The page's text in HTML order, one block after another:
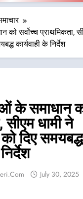
सर्वोच्च प्राथमिकता,
कार्यवाही के निर्देश
के समाधान
सीएम धामी ने
दिए समयबद्ध
July 30, 2025